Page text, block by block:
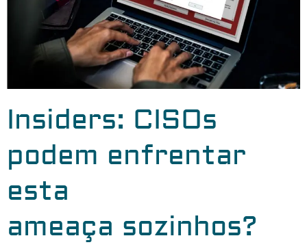
Insiders: CISOs
podem enfrentar
esta
ameaça sozinhos?